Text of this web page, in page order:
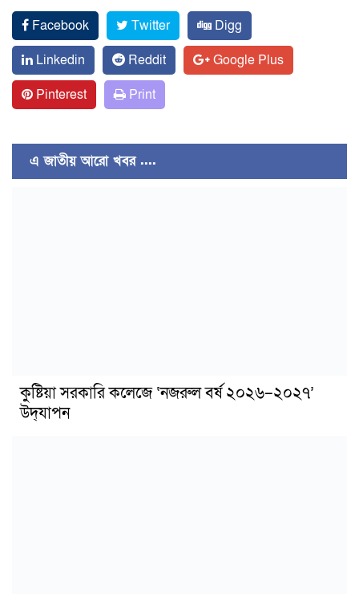
Facebook Twitter
Digg
Linkedin
Reddit
Google Plus
Pinterest
Print
এ জাতীয় আরো খবর ....
কুষ্টিয়া সরকারি কলেজে ‘নজরুল বর্ষ ২০২৬–২০২৭’
উদ্‌যাপন